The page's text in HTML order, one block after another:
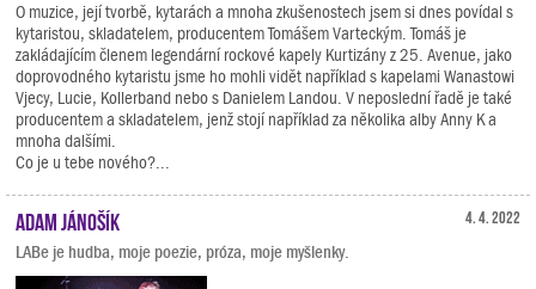
O muzice, její tvorbě, kytarách a mnoha zkušenostech jsem si dnes povídal s
kytaristou, skladatelem, producentem Tomášem Varteckým. Tomáš je
zakládajícím členem legendární rockové kapely Kurtizány z 25. Avenue, jako
doprovodného kytaristu jsme ho mohli vidět například s kapelami Wanastowi
Vjecy, Lucie, Kollerband nebo s Danielem Landou. V neposlední řadě je také
producentem a skladatelem, jenž stojí například za několika alby Anny K a
mnoha dalšími.
Co je u tebe nového?...
4. 4. 2022
Adam Jánošík
LABe je hudba, moje poezie, próza, moje myšlenky.